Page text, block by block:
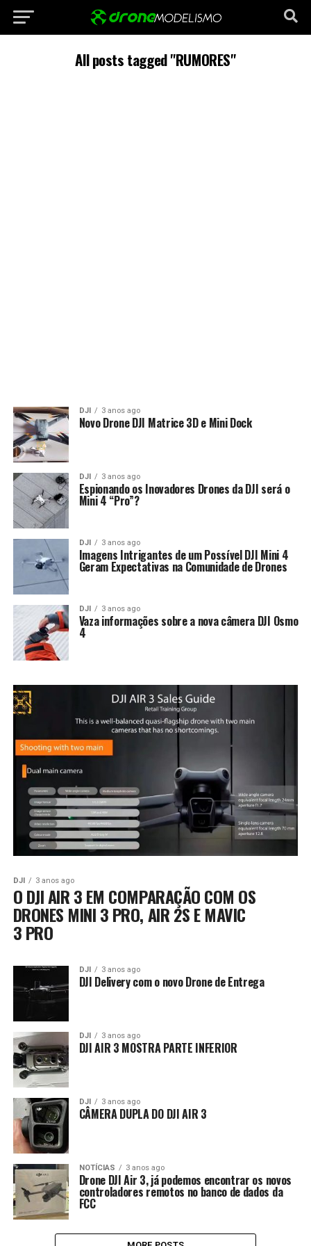
All posts tagged "RUMORES"
DJI 3 anos ago
Novo Drone DJI Matrice 3D e Mini Dock
DJI 3 anos ago
Espionando os Inovadores Drones da DJI será o
Mini 4 “Pro”?
DJI 3 anos ago
Imagens Intrigantes de um Possível DJI Mini 4
Geram Expectativas na Comunidade de Drones
DJI 3 anos ago
Vaza informações sobre a nova câmera DJI Osmo
4
DJI 3 anos ago
O DJI AIR 3 EM COMPARAÇÃO COM OS
DRONES MINI 3 PRO, AIR 2S E MAVIC
3 PRO
DJI 3 anos ago
DJI Delivery com o novo Drone de Entrega
DJI 3 anos ago
DJI AIR 3 MOSTRA PARTE INFERIOR
DJI 3 anos ago
CÂMERA DUPLA DO DJI AIR 3
NOTÍCIAS 3 anos ago
Drone DJI Air 3, já podemos encontrar os novos
controladores remotos no banco de dados da
FCC